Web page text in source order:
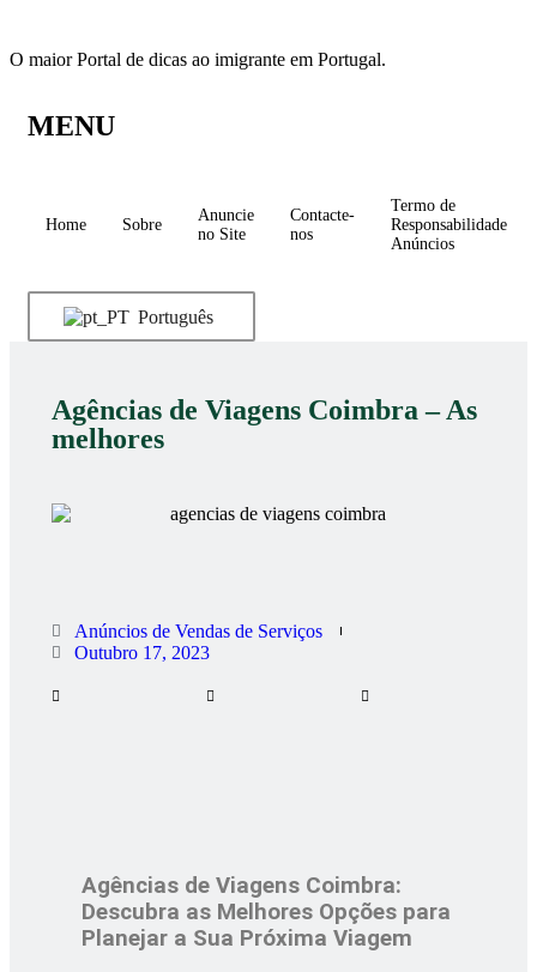
O maior Portal de dicas ao imigrante em Portugal.
MENU
Home Sobre
Anuncie
no Site
Contacte-
nos
Termo de
Responsabilidade
Anúncios
Português
Agências de Viagens Coimbra – As
melhores
Anúncios de Vendas de Serviços
Outubro 17, 2023
Agências de Viagens Coimbra:
Descubra as Melhores Opções para
Planejar a Sua Próxima Viagem